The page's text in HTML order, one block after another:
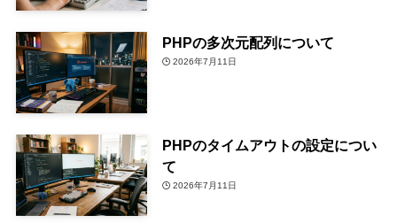
PHPの多次元配列について
2026年7月11日
PHPのタイムアウトの設定につい
て
2026年7月11日